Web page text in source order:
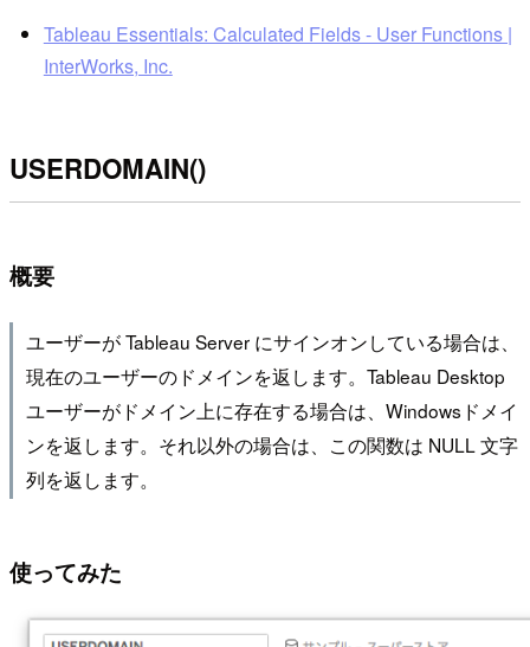
Tableau Essentials: Calculated Fields - User Functions |
InterWorks, Inc.
USERDOMAIN()
概要
ユーザーが Tableau Server にサインオンしている場合は、
現在のユーザーのドメインを返します。Tableau Desktop
ユーザーがドメイン上に存在する場合は、Windowsドメイ
ンを返します。それ以外の場合は、この関数は NULL 文字
列を返します。
使ってみた